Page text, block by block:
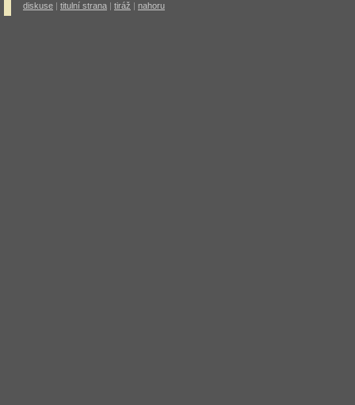
diskuse | titulní strana | tiráž | nahoru